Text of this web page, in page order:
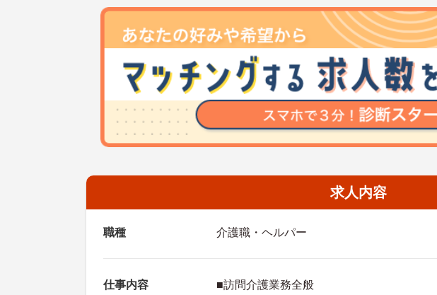
求人内容
職種 介護職・ヘルパー
仕事内容
■訪問介護業務全般